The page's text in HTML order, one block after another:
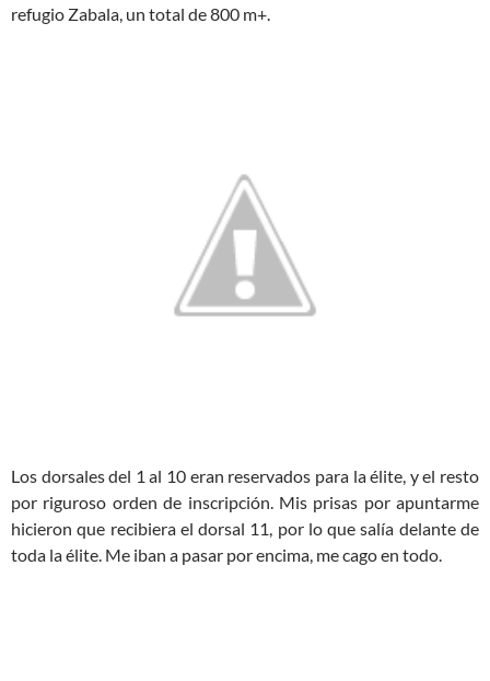
refugio Zabala, un total de 800 m+.
Los dorsales del 1 al 10 eran reservados para la élite, y el resto
por riguroso orden de inscripción. Mis prisas por apuntarme
hicieron que recibiera el dorsal 11, por lo que salía delante de
toda la élite. Me iban a pasar por encima, me cago en todo.